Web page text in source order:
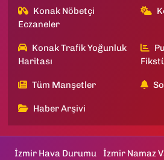
Konak Nöbetçi
Eczaneler
Konak Trafik Yoğunluk
Haritası
Tüm Manşetler
Haber Arşivi
İzmir Hava Durumu İzmir Namaz